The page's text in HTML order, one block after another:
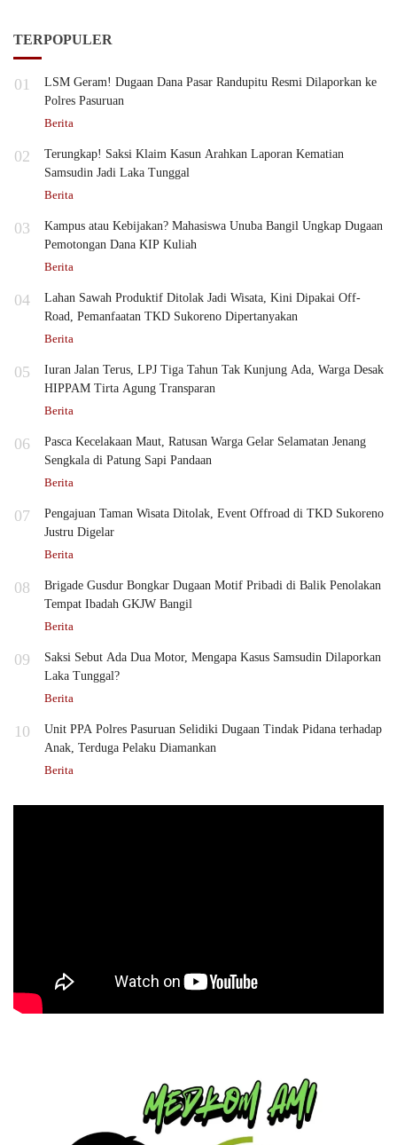
TERPOPULER
01
LSM Geram! Dugaan Dana Pasar Randupitu Resmi Dilaporkan ke
Polres Pasuruan
Berita
02
Terungkap! Saksi Klaim Kasun Arahkan Laporan Kematian
Samsudin Jadi Laka Tunggal
Berita
03
Kampus atau Kebijakan? Mahasiswa Unuba Bangil Ungkap Dugaan
Pemotongan Dana KIP Kuliah
Berita
04
Lahan Sawah Produktif Ditolak Jadi Wisata, Kini Dipakai Off-
Road, Pemanfaatan TKD Sukoreno Dipertanyakan
Berita
05
Iuran Jalan Terus, LPJ Tiga Tahun Tak Kunjung Ada, Warga Desak
HIPPAM Tirta Agung Transparan
Berita
06
Pasca Kecelakaan Maut, Ratusan Warga Gelar Selamatan Jenang
Sengkala di Patung Sapi Pandaan
Berita
07
Pengajuan Taman Wisata Ditolak, Event Offroad di TKD Sukoreno
Justru Digelar
Berita
08
Brigade Gusdur Bongkar Dugaan Motif Pribadi di Balik Penolakan
Tempat Ibadah GKJW Bangil
Berita
09
Saksi Sebut Ada Dua Motor, Mengapa Kasus Samsudin Dilaporkan
Laka Tunggal?
Berita
10
Unit PPA Polres Pasuruan Selidiki Dugaan Tindak Pidana terhadap
Anak, Terduga Pelaku Diamankan
Berita